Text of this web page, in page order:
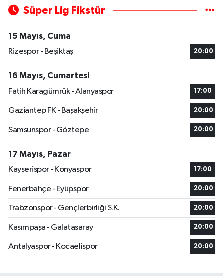
Süper Lig Fikstür
15 Mayıs, Cuma
Rizespor - Beşiktaş
20:00
16 Mayıs, Cumartesi
Fatih Karagümrük - Alanyaspor
17:00
Gaziantep FK - Başakşehir 20:00
Samsunspor - Göztepe 20:00
17 Mayıs, Pazar
Kayserispor - Konyaspor
17:00
Fenerbahçe - Eyüpspor 20:00
Trabzonspor - Gençlerbirliği S.K. 20:00
Kasımpaşa - Galatasaray 20:00
Antalyaspor - Kocaelispor 20:00